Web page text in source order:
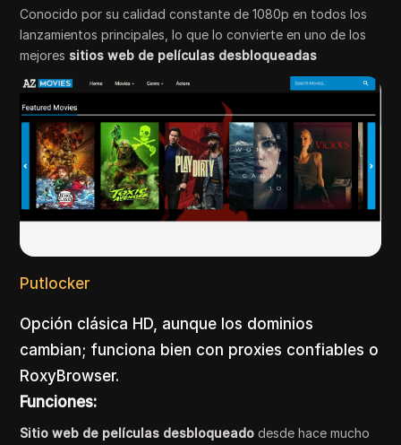
Conocido por su calidad constante de 1080p en todos los
lanzamientos principales, lo que lo convierte en uno de los
mejores sitios web de películas desbloqueadas
Putlocker
Opción clásica HD, aunque los dominios
cambian; funciona bien con proxies confiables o
RoxyBrowser.
Funciones:
Sitio web de películas desbloqueado desde hace mucho